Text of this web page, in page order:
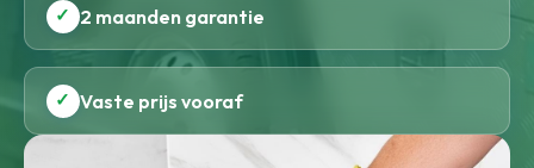
✓ 2 maanden garantie
✓ Vaste prijs vooraf